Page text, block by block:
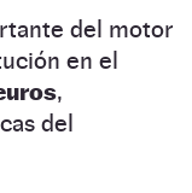
del motor
en el
,
del